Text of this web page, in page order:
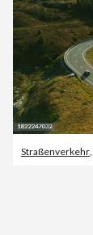
Straßenverkehr,